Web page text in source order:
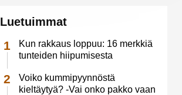
Luetuimmat
Kun rakkaus loppuu: 16 merkkiä
tunteiden hiipumisesta
Voiko kummipyynnöstä
kieltäytyä? -Vai onko pakko vaan